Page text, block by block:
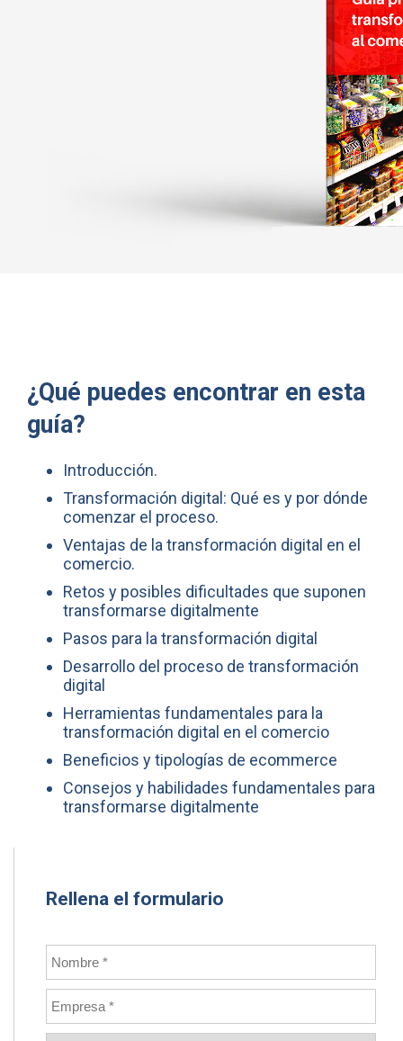
¿Qué puedes encontrar en esta
guía?
Introducción.
Transformación digital: Qué es y por dónde
comenzar el proceso.
Ventajas de la transformación digital en el
comercio.
Retos y posibles dificultades que suponen
transformarse digitalmente
Pasos para la transformación digital
Desarrollo del proceso de transformación
digital
Herramientas fundamentales para la
transformación digital en el comercio
Beneficios y tipologías de ecommerce
Consejos y habilidades fundamentales para
transformarse digitalmente
Rellena el formulario